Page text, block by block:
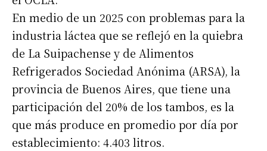
Suscribirme gratis
En medio de un 2025 con problemas para la
industria láctea que se reflejó en la quiebra
de La Suipachense y de Alimentos
Refrigerados Sociedad Anónima (ARSA), la
provincia de Buenos Aires, que tiene una
participación del 20% de los tambos, es la
que más produce en promedio por día por
establecimiento: 4.403 litros.